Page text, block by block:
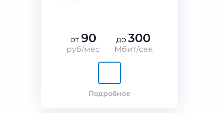
от 90
руб/мес
до 300
Мбит/сек
Подробнее